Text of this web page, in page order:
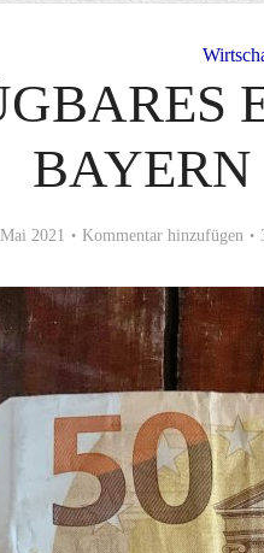
BAYERN
2021 Kommentar hinzufügen